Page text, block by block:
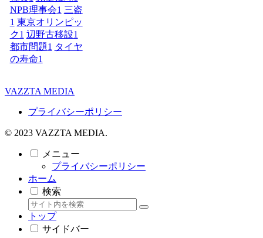
NPB理事会1 三盗
1 東京オリンピッ
ク1 辺野古移設1
都市問題1 タイヤ
の寿命1
VAZZTA MEDIA
プライバシーポリシー
© 2023 VAZZTA MEDIA.
メニュー
プライバシーポリシー
ホーム
検索
トップ
サイドバー